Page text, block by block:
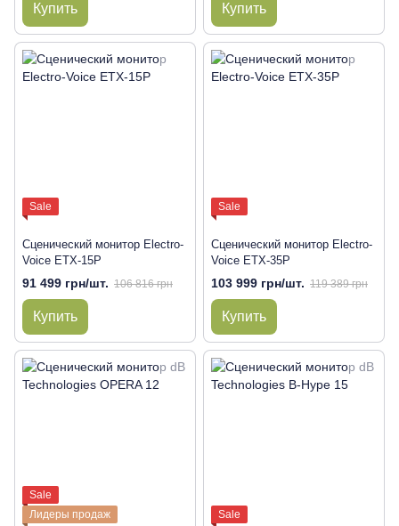
Купить Купить
Sale
Сценический монитор Electro-
Voice ETX-15P
91 499 грн/шт. 106 816 грн
Купить
Sale
Сценический монитор Electro-
Voice ETX-35P
103 999 грн/шт. 119 389 грн
Купить
Sale
Лидеры продаж
Sale